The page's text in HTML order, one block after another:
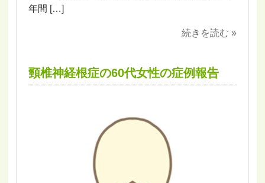
年間 […]
続きを読む »
頸椎神経根症の60代女性の症例報告